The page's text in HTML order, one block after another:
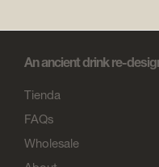
An ancient drink re-
Tienda
FAQs
Wholesale